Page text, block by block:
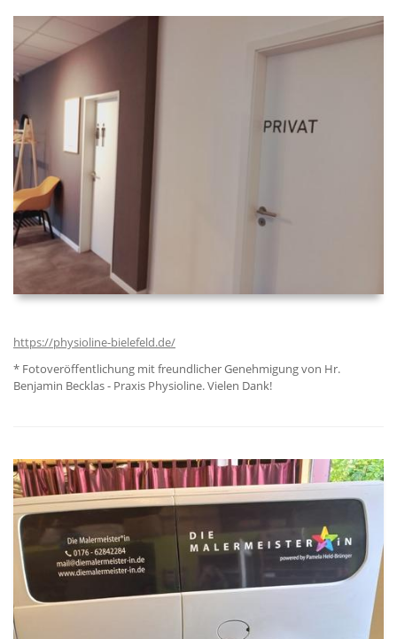
https://physioline-bielefeld.de/
* Fotoveröffentlichung mit freundlicher Genehmigung von Hr.
Benjamin Becklas - Praxis Physioline. Vielen Dank!